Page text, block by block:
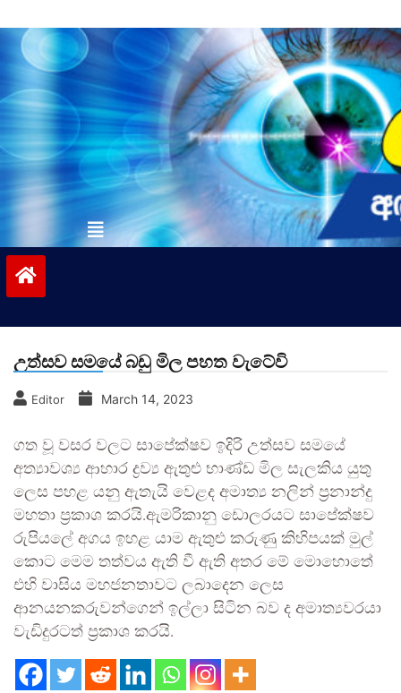
to
contentvinivida.lk
උත්සව සමයේ බඩු මිල පහත වැටේවි
Editor March 14, 2023
ගත වූ වසර වලට සාපේක්ෂව ඉදිරි උත්සව සමයේ
අත්‍යාවශ්‍ය ආහාර ද්‍රව්‍ය ඇතුළු භාණ්ඩ මිල සැලකිය යුතු
ලෙස පහළ යනු ඇතැයි වෙළද අමාත්‍ය නලින් ප‍්‍රනාන්දු
මහතා ප‍්‍රකාශ කරයි.ඇමරිකානු ඩොලරයට සාපේක්ෂව
රුපියලේ අගය ඉහළ යාම ඇතුළු කරුණු කිහිපයක් මුල්
කොට මෙම තත්වය ඇති වී ඇති අතර මේ මොහොතේ
එහි වාසිය මහජනතාවට ලබාදෙන ලෙස
ආනයනකරුවන්ගෙන් ඉල්ලා සිටින බව ද අමාත්‍යවරයා
වැඩිදුරටත් ප‍්‍රකාශ කරයි.